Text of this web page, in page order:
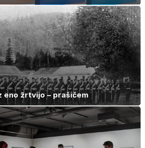
žrtvijo – prašičem